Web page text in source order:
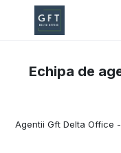
Echipa de
Agentii Gft Delta Office